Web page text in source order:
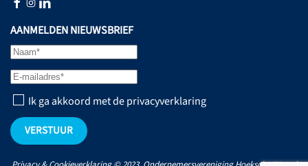
AANMELDEN NIEUWSBRIEF
Ik ga akkoord met de privacyverklaring
VERSTUUR